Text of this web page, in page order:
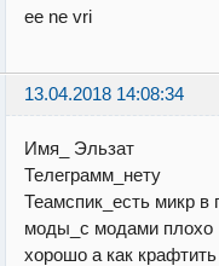
ee ne vri
13.04.2018 14:08:34
Имя_ Эльзат
Телеграмм_нету
Теамспик_есть микр в
моды_с модами плохо
хорошо а как